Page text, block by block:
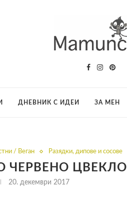
ДНЕВНИК С ИДЕИ ЗА МЕН
/ Веган Разядки, дипове и сосове
ЧЕРВЕНО ЦВЕКЛО
20. декември 2017